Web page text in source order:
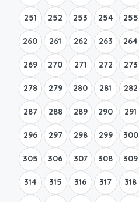
251 252 253 254 255
260 261 262 263 264
269 270 271 272 273
278 279 280 281 282
287 288 289 290 291
296 297 298 299 300
305 306 307 308 309
314 315 316 317 318